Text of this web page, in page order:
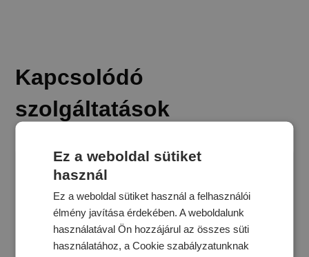
Kapcsolódó
szolgáltatások
Ez a weboldal sütiket
használ
Ez a weboldal sütiket használ a felhasználói
élmény javítása érdekében. A weboldalunk
használatával Ön hozzájárul az összes süti
használatához, a Cookie szabályzatunknak